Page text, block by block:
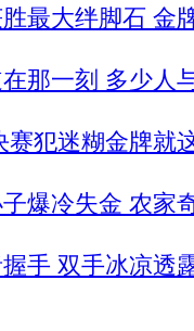
最大绊脚石 金
那一刻 多少人
赛犯迷糊金牌就
爆冷失金 农家
手 双手冰凉透